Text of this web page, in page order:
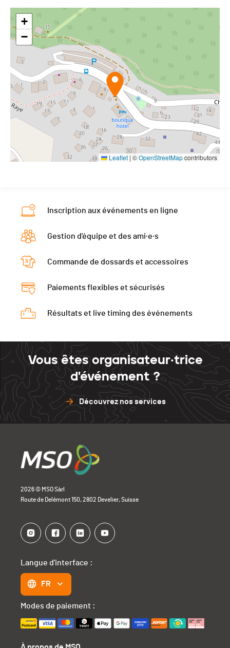
+
−
Leaflet | ©OpenStreetMapcontributors
Inscription aux événements en ligne
Gestion d'équipe et des ami·e·s
Commande de dossards et accessoires
Paiements flexibles et sécurisés
Résultats et live timing des événements
Vous êtes organisateur·trice
d'événement ?
Découvrez nos services
2026 © MSO Sàrl
Route de Delémont 150, 2802 Develier, Suisse
Langue d'interface :
FR
Modes de paiement :